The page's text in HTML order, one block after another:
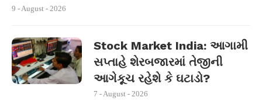
9 - August - 2026
Stock Market India: આગામી
સપ્તાહે શેરબજારમાં તેજીની
આગેકૂચ રહેશે કે ઘટાડો?
7 - August - 2026